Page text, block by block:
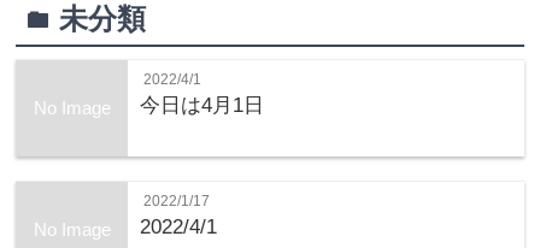
folder未分類
No Image
2022/4/1
今日は4月1日
No Image
2022/1/17
2022/4/1